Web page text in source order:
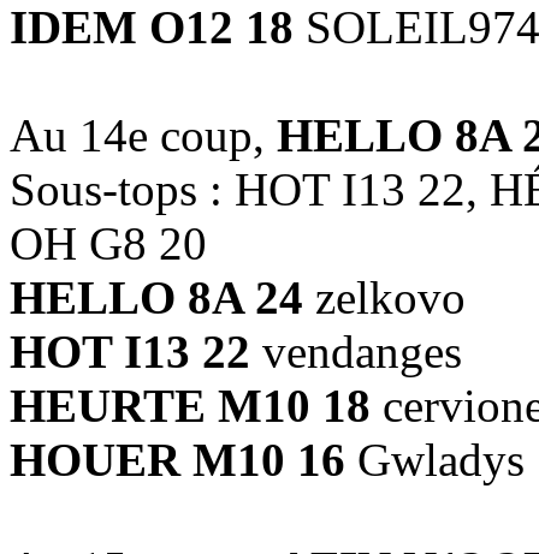
IDEM O12 18 SOLEIL974
Au 14e coup, HELLO 8A
Sous-tops : HOT I13 22,
OH G8 20
HELLO 8A 24 zelkovo
HOT I13 22 vendanges
HEURTE M10 18
HOUER M10 16 Gwladys